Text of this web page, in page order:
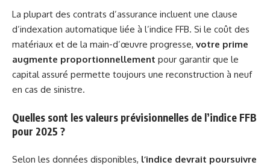
La plupart des contrats d’assurance incluent une clause
d’indexation automatique liée à l’indice FFB. Si le coût des
matériaux et de la main-d’œuvre progresse, votre prime
augmente proportionnellement pour garantir que le
capital assuré permette toujours une reconstruction à neuf
en cas de sinistre.
Quelles sont les valeurs prévisionnelles de l’indice FFB
pour 2025 ?
Selon les données disponibles, l’indice devrait poursuivre